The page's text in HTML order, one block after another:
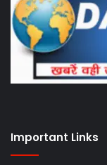
Important Links